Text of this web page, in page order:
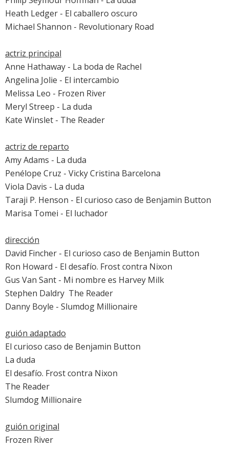
Heath Ledger - El caballero oscuro
Michael Shannon - Revolutionary Road
actriz principal
Anne Hathaway - La boda de Rachel
Angelina Jolie - El intercambio
Melissa Leo - Frozen River
Meryl Streep - La duda
Kate Winslet - The Reader
actriz de reparto
Amy Adams - La duda
Penélope Cruz - Vicky Cristina Barcelona
Viola Davis - La duda
Taraji P. Henson - El curioso caso de Benjamin Button
Marisa Tomei - El luchador
dirección
David Fincher - El curioso caso de Benjamin Button
Ron Howard - El desafío. Frost contra Nixon
Gus Van Sant - Mi nombre es Harvey Milk
Stephen Daldry  The Reader
Danny Boyle - Slumdog Millionaire
guión adaptado
El curioso caso de Benjamin Button
La duda
El desafío. Frost contra Nixon
The Reader
Slumdog Millionaire
guión original
Frozen River